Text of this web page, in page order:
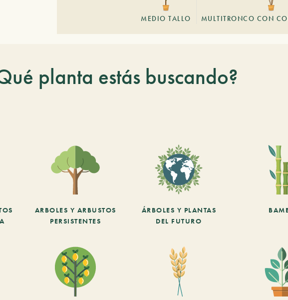
MEDIO TALLO MULTITRONCO CON
planta estás buscando?
ARBOLES Y ARBUSTOS
PERSISTENTES
ÁRBOLES Y PLANTAS
DEL FUTURO